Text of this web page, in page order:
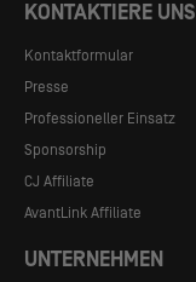
KONTAKTIERE UNS
Kontaktformular
Presse
Professioneller Einsatz
Sponsorship
CJ Affiliate
AvantLink Affiliate
UNTERNEHMEN